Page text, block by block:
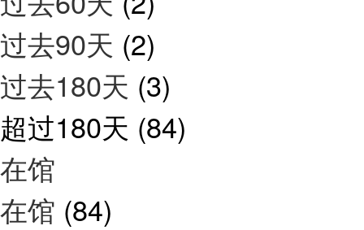
过去90天 (2)
过去180天 (3)
超过180天 (84)
在馆
在馆 (84)